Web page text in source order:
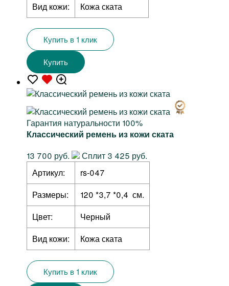
Вид кожи:
Кожа ската
Купить в 1 клик
Купить
Гарантия натуральности 100%
Классический ремень из кожи ската
13 700 руб.
Сплит 3 425 руб.
Артикул:
rs-047
Размеры:
120 *3,7 *0,4 см.
Цвет:
Черный
Вид кожи:
Кожа ската
Купить в 1 клик